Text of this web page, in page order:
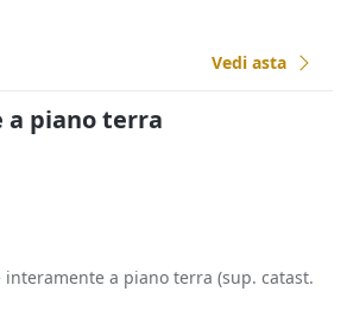
Vedi asta
a piano terra
a piano terra (sup. catast.